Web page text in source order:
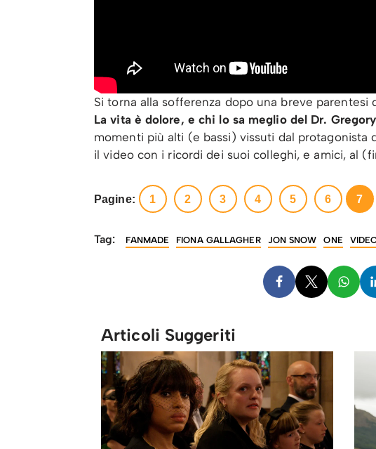
Si torna alla sofferenza dopo una breve parentesi
La vita è dolore, e chi lo sa meglio del Dr.
momenti più alti (e bassi) vissuti dal protagonista
il video con i ricordi dei suoi colleghi, e amici, al
Pagine: 1 2 3 4 5 6 7
Tag: FANMADE FIONA GALLAGHER JON SNOW ONE
Articoli Suggeriti